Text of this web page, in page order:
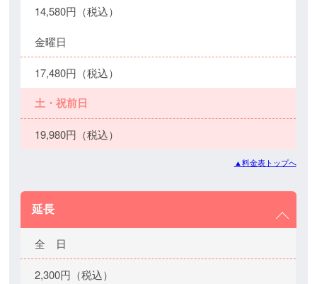
14,580円（税込）
金曜日
17,480円（税込）
土・祝前日
19,980円（税込）
▲料金表トップへ
延長
全 日
2,300円（税込）